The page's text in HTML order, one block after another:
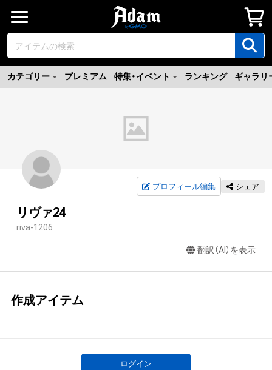
カテゴリー プレミアム 特集・イベント ランキング ギャラリ
プロフィール編集 シェア
リヴァ24
riva-1206
翻訳（AI）を表示
作成アイテム
ログイン